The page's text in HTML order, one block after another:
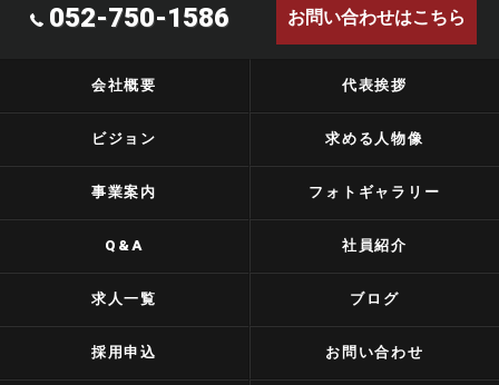
052-750-1586 お問い合わせはこちら
会社概要 代表挨拶
ビジョン 求める人物像
事業案内 フォトギャラリー
Q&A 社員紹介
求人一覧 ブログ
採用申込 お問い合わせ